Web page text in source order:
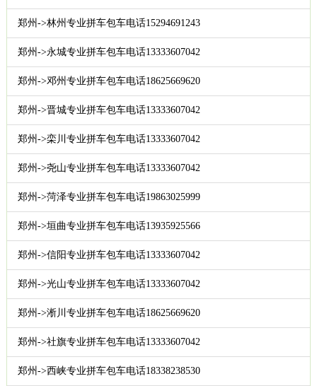
郑州->林州专业拼车包车电话15294691243
郑州->永城专业拼车包车电话13333607042
郑州->邓州专业拼车包车电话18625669620
郑州->晋城专业拼车包车电话13333607042
郑州->栾川专业拼车包车电话13333607042
郑州->尧山专业拼车包车电话13333607042
郑州->菏泽专业拼车包车电话19863025999
郑州->垣曲专业拼车包车电话13935925566
郑州->信阳专业拼车包车电话13333607042
郑州->光山专业拼车包车电话13333607042
郑州->淅川专业拼车包车电话18625669620
郑州->社旗专业拼车包车电话13333607042
郑州->西峡专业拼车包车电话18338238530